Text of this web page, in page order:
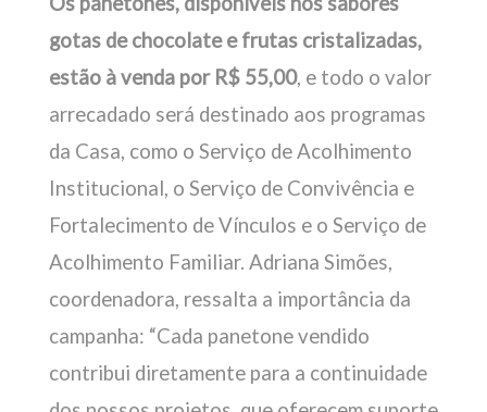
gotas de chocolate e frutas cristalizadas,
estão à venda por R$ 55,00, e todo o valor
arrecadado será destinado aos programas
da Casa, como o Serviço de Acolhimento
Institucional, o Serviço de Convivência e
Fortalecimento de Vínculos e o Serviço de
Acolhimento Familiar. Adriana Simões,
coordenadora, ressalta a importância da
campanha: “Cada panetone vendido
contribui diretamente para a continuidade